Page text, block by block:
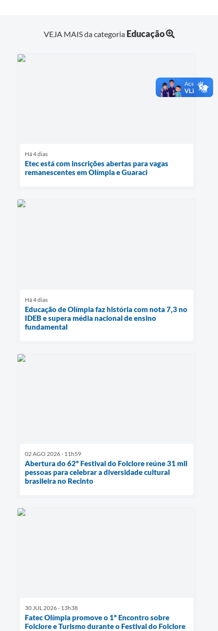
VEJA MAIS da categoria Educação
Há 4 dias
Etec está com inscrições abertas para vagas
remanescentes em Olímpia e Guaraci
Há 4 dias
Educação de Olímpia faz história com nota 7,3 no
IDEB e supera média nacional de ensino
fundamental
02 AGO 2026 - 11h59
Abertura do 62º Festival do Folclore reúne 31 mil
pessoas para celebrar a diversidade cultural
brasileira no Recinto
30 JUL 2026 - 13h38
Fatec Olímpia promove o 1º Encontro sobre
Folclore e Turismo durante o Festival do Folclore